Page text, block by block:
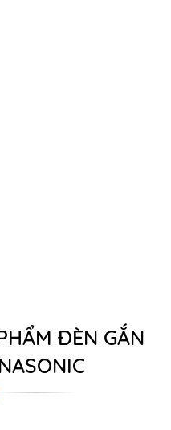
ĐÈN GẮN